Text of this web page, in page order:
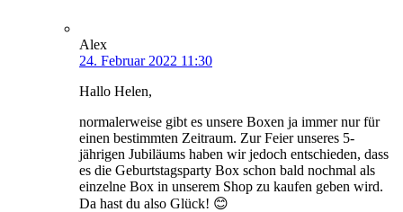
Alex
24. Februar 2022 11:30
Hallo Helen,
normalerweise gibt es unsere Boxen ja immer nur für
einen bestimmten Zeitraum. Zur Feier unseres 5-
jährigen Jubiläums haben wir jedoch entschieden, dass
es die Geburtstagsparty Box schon bald nochmal als
einzelne Box in unserem Shop zu kaufen geben wird.
Da hast du also Glück! 😊